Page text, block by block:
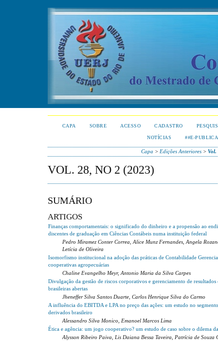
CAPA SOBRE ACESSO CADASTRO
NOTÍCIAS ##E-
Capa > Edições Anteriores> Vol.
VOL. 28, NO 2 (2023)
SUMÁRIO
ARTIGOS
Finanças comportamentais: o significado do dinheiro e a propensão ao
discentes de graduação em Ciências Contábeis numa instituição federal
Pedro Miramez Conter Correa, Alice Munz Fernandes, Angela
Letícia de Oliveira
Isomorfismo institucional na adoção das práticas de Contabilidade
cooperativas agropecuárias
Chaline Evangelho Meyr, Antonio Maria da Silva Carpes
Divulgação da gestão de riscos corporativos e gerenciamento de resultados
brasileiras abertas
Jheneffer Silva Santos Duarte, Carlos Henrique Silva do Carmo
A influência do EBITDA e LPA no preço das ações: um estudo no
derivados brasileiro
Alessandro Silva Monico, Emanoel Marcos Lima
Ética e agência: um jogo cooperativo? um estudo de caso sobre o dilema
Alysson Ribeiro Paiva, Lis Daiana Bessa Taveira, Patrícia de Souza